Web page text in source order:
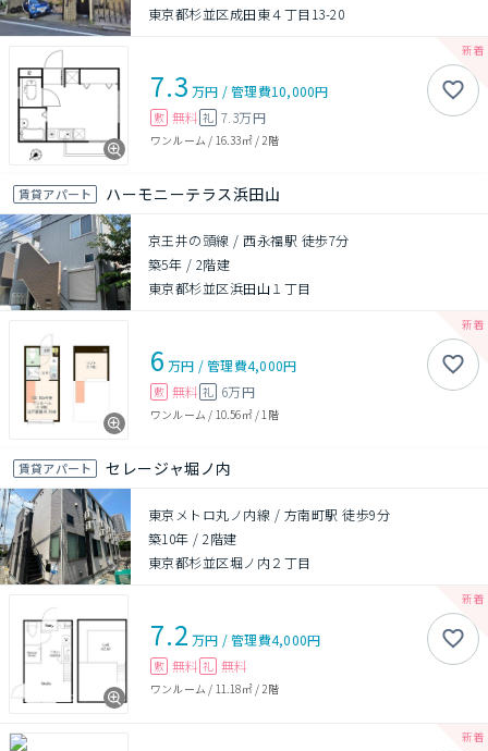
東京都杉並区成田東４丁目13-20
7.3 万円 /管理費10,000円
敷 無料 礼 7.3万円
ワンルーム / 16.33㎡/ 2階
賃貸アパート ハーモニーテラス浜田山
京王井の頭線 / 西永福駅 徒歩7分
築5年 / 2階建
東京都杉並区浜田山１丁目
6 万円 /管理費4,000円
敷 無料 礼 6万円
ワンルーム / 10.56㎡/ 1階
賃貸アパート セレージャ堀ノ内
東京メトロ丸ノ内線 / 方南町駅 徒歩9分
築10年 /2階建
東京都杉並区堀ノ内２丁目
7.2 万円 /管理費4,000円
敷 無料 礼 無料
ワンルーム / 11.18㎡/ 2階